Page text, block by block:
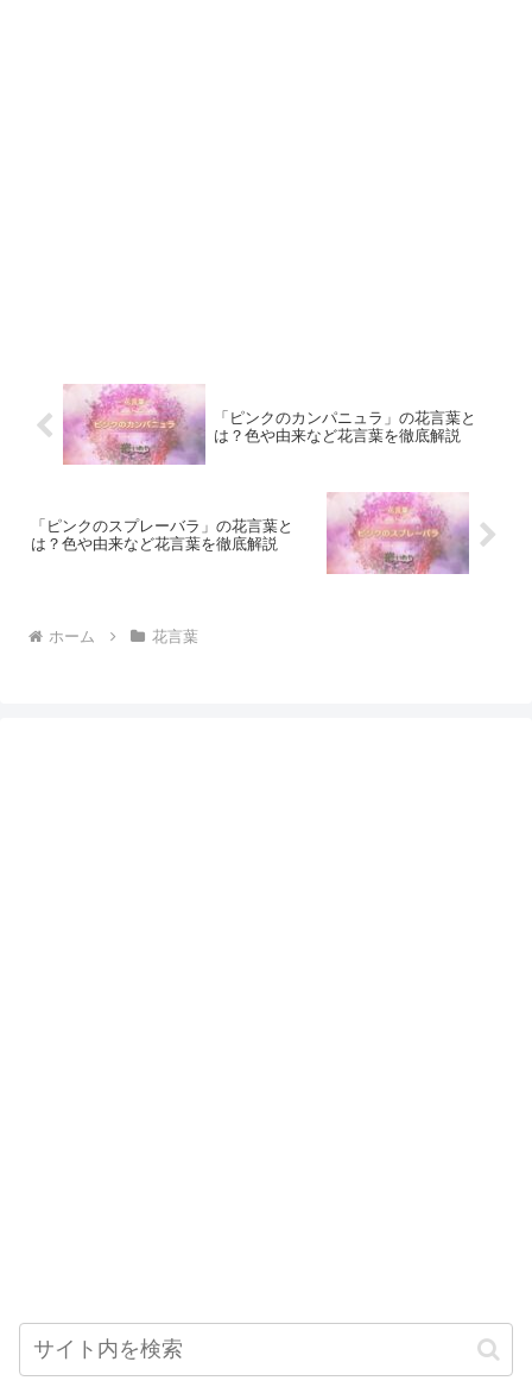
「ピンクのカンパニュラ」の花言葉と
は？色や由来など花言葉を徹底解説
「ピンクのスプレーバラ」の花言葉と
は？色や由来など花言葉を徹底解説
ホーム 花言葉